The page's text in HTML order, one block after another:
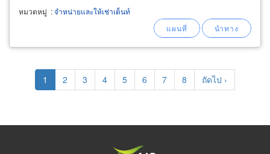
ให้เช่าเต็นท์ขนาดใหญ่ เช่าเต็นท์ผ้าใบขนาดกลาง
และขนาดเล็ก ให้เช่าเต็นท์ปิรามิด ตอบโจทย์ทุก
ความต้องการของลูกค้า ยินดีให้คำปรึกษาเรื่อง
เต็นท์ชนิดต่างๆ
หมวดหมู่ :จำหน่ายและให้เช่าเต็นท์
Pagination
Current
page
1 Page
2 Page
3 Page
4 Page
5 Page
6 Page
7 Page
8
Next
page
ถัดไป ›